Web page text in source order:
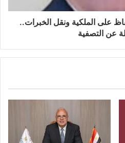
على الملكية ونقل الخبرات..
عن التصفية